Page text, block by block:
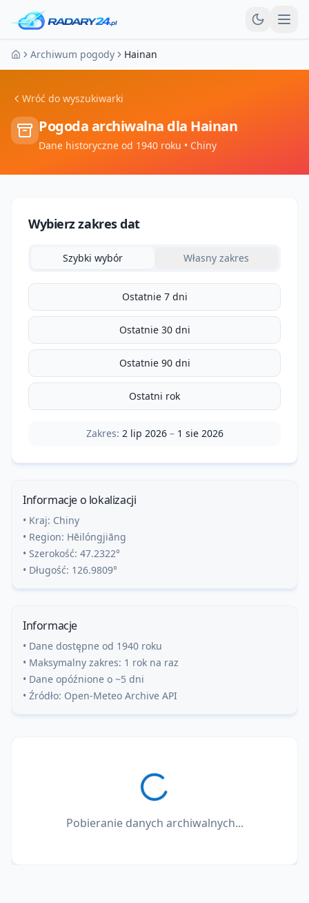
Strona główna
Archiwum pogody Hainan
Wróć do wyszukiwarki
Pogoda archiwalna dla Hainan
Dane historyczne od 1940 roku • Chiny
Wybierz zakres dat
Szybki wybór Własny zakres
Ostatnie 7 dni
Ostatnie 30 dni
Ostatnie 90 dni
Ostatni rok
Zakres: 2 lip 2026– 1 sie 2026
Informacje o lokalizacji
• Kraj: Chiny
• Region: Hēilóngjiāng
• Szerokość: 47.2322°
• Długość: 126.9809°
Informacje
• Dane dostępne od 1940 roku
• Maksymalny zakres: 1 rok na raz
• Dane opóźnione o ~5 dni
• Źródło: Open-Meteo Archive API
Pobieranie danych archiwalnych...